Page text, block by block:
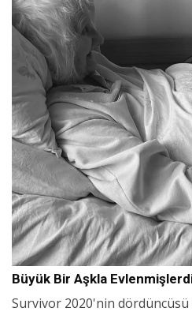
Büyük Bir Aşkla
Survivor 2020'nin